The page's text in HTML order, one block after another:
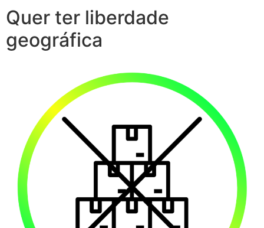
Quer ter liberdade
geográfica